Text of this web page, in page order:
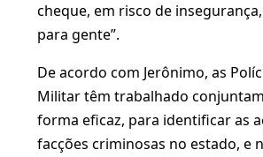
cheque, em risco de
para gente”.
De acordo com Jerônimo, as
Militar têm trabalhado
forma eficaz, para identificar as
facções criminosas no estado, e